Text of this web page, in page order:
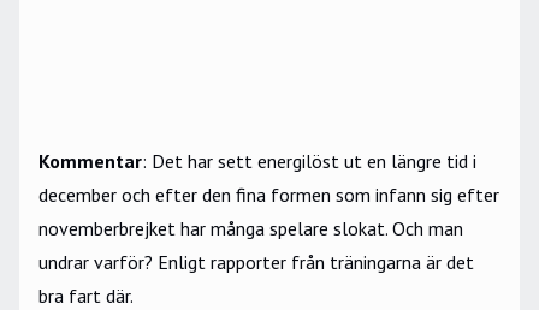
Kommentar: Det har sett energilöst ut en längre tid i
december och efter den fina formen som infann sig efter
novemberbrejket har många spelare slokat. Och man
undrar varför? Enligt rapporter från träningarna är det
bra fart där.